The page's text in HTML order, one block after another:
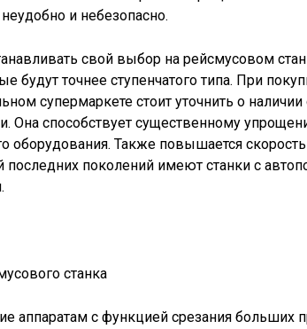
и небезопасно.
свой выбор на рейсмусовом
будут точнее ступенчатого типа. При
супермаркете стоит уточнить о
Она способствует существенному
оборудования. Также повышается скорость
поколений имеют станки с
станка
аппаратам с функцией срезания больших